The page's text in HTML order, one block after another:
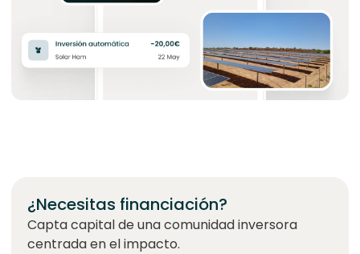
¿Necesitas financiación?
Capta capital de una comunidad inversora
centrada en el impacto.